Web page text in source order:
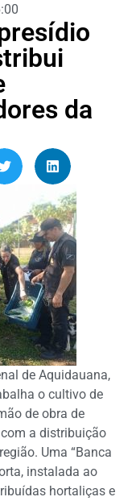
da
de Aquidauana,
o cultivo de
de obra de
a distribuição
Uma “Banca
instalada ao
hortaliças e